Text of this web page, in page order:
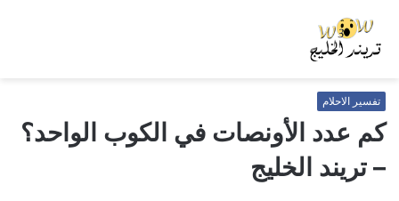
تفسير الاحلام
كم عدد الأونصات في الكوب الواحد؟
– تريند الخليج